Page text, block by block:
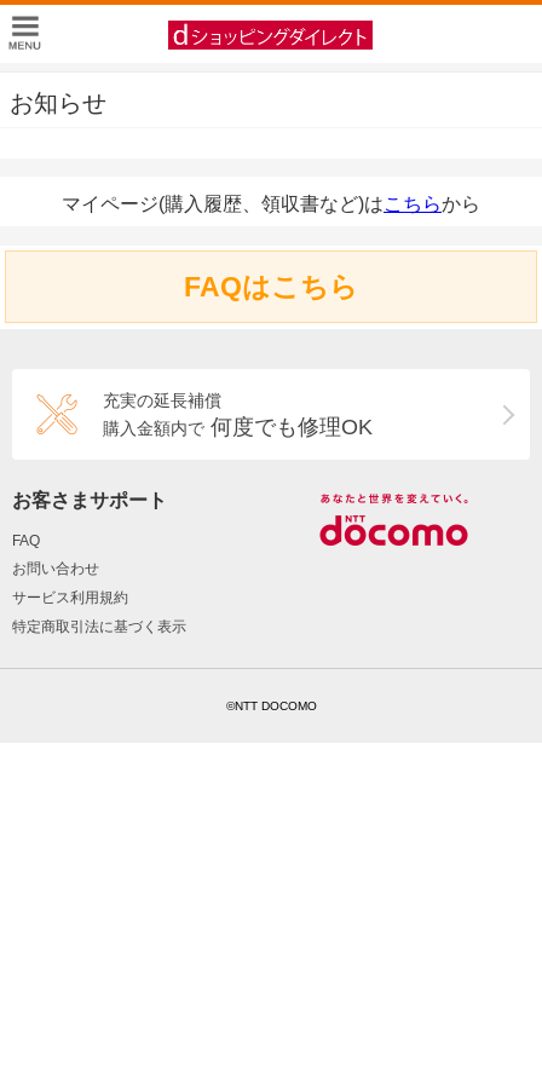
お知らせ
マイページ(購入履歴、領収書など)はこちらから
FAQはこちら
充実の延長補償
購入金額内で 何度でも修理OK
お客さまサポート
FAQ
お問い合わせ
サービス利用規約
特定商取引法に基づく表示
©NTT DOCOMO